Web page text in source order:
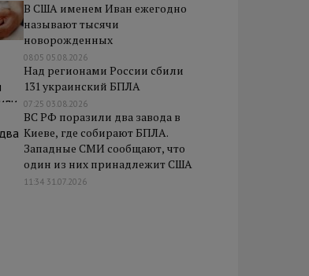
В США именем Иван ежегодно
называют тысячи
новорожденных
08:05 05.08.2026
Над регионами России сбили
131 украинский БПЛА
07:25 03.08.2026
ВС РФ поразили два завода в
Киеве, где собирают БПЛА.
Западные СМИ сообщают, что
один из них принадлежит США
11:34 31.07.2026